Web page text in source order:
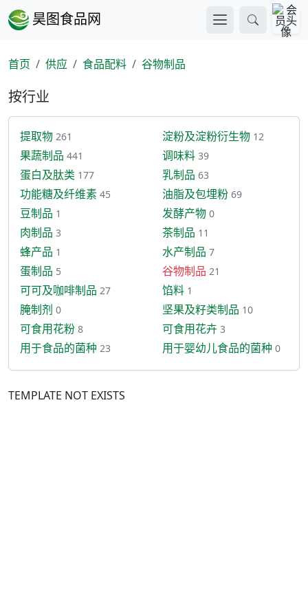
昊图食品网
首页 供应 食品配料 谷物制品
按行业
提取物 261 淀粉及淀粉衍生物 12
果蔬制品 441 调味料 39
蛋白及肽类 177 乳制品 63
功能糖及纤维素 45 油脂及包埋粉 69
豆制品 1 发酵产物 0
肉制品 3 茶制品 11
蜂产品 1 水产制品 7
蛋制品 5 谷物制品 21
可可及咖啡制品 27 馅料 1
腌制剂 0 坚果及籽类制品 10
可食用花粉 8 可食用花卉 3
用于食品的菌种 23 用于婴幼儿食品的菌种 0
TEMPLATE NOT EXISTS